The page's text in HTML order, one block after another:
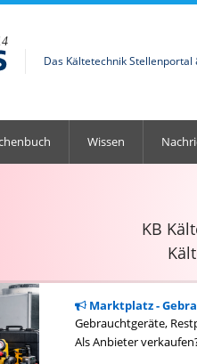
Das Kältetechnik
Wissen
KB
Marktplatz -
Gebrauchtgeräte,
Als Anbieter